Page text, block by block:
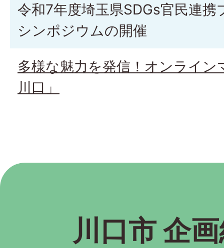
令和7年度埼玉県SDGs官民連
シンポジウムの開催
多様な魅力を発信！オンライン
川口」
川口市 企